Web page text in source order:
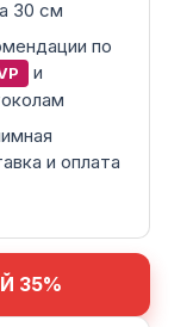
30 см
по
и
и оплата
35%